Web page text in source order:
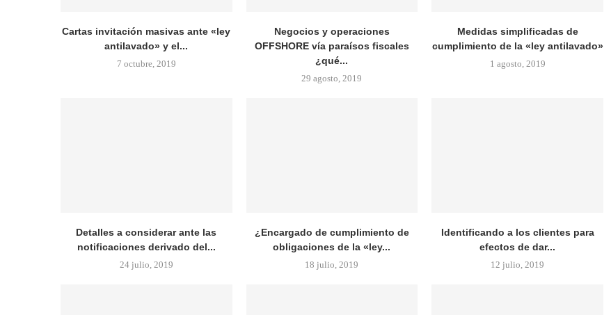
Cartas invitación masivas ante «ley
antilavado» y el...
7 octubre, 2019
Negocios y operaciones
OFFSHORE vía paraísos fiscales
¿qué...
29 agosto, 2019
Medidas simplificadas de
cumplimiento de la «ley antilavado»
1 agosto, 2019
Detalles a considerar ante las
notificaciones derivado del...
24 julio, 2019
¿Encargado de cumplimiento de
obligaciones de la «ley...
18 julio, 2019
Identificando a los clientes para
efectos de dar...
12 julio, 2019